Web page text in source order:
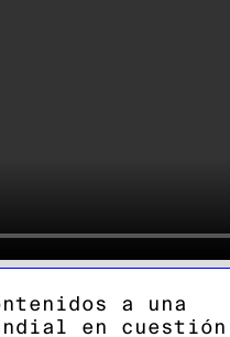
a una
en